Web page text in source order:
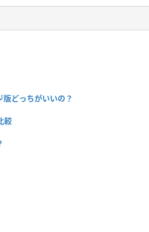
どっちがいいの？
較